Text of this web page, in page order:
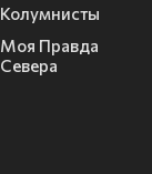
Колумнисты
Моя Правда
Севера